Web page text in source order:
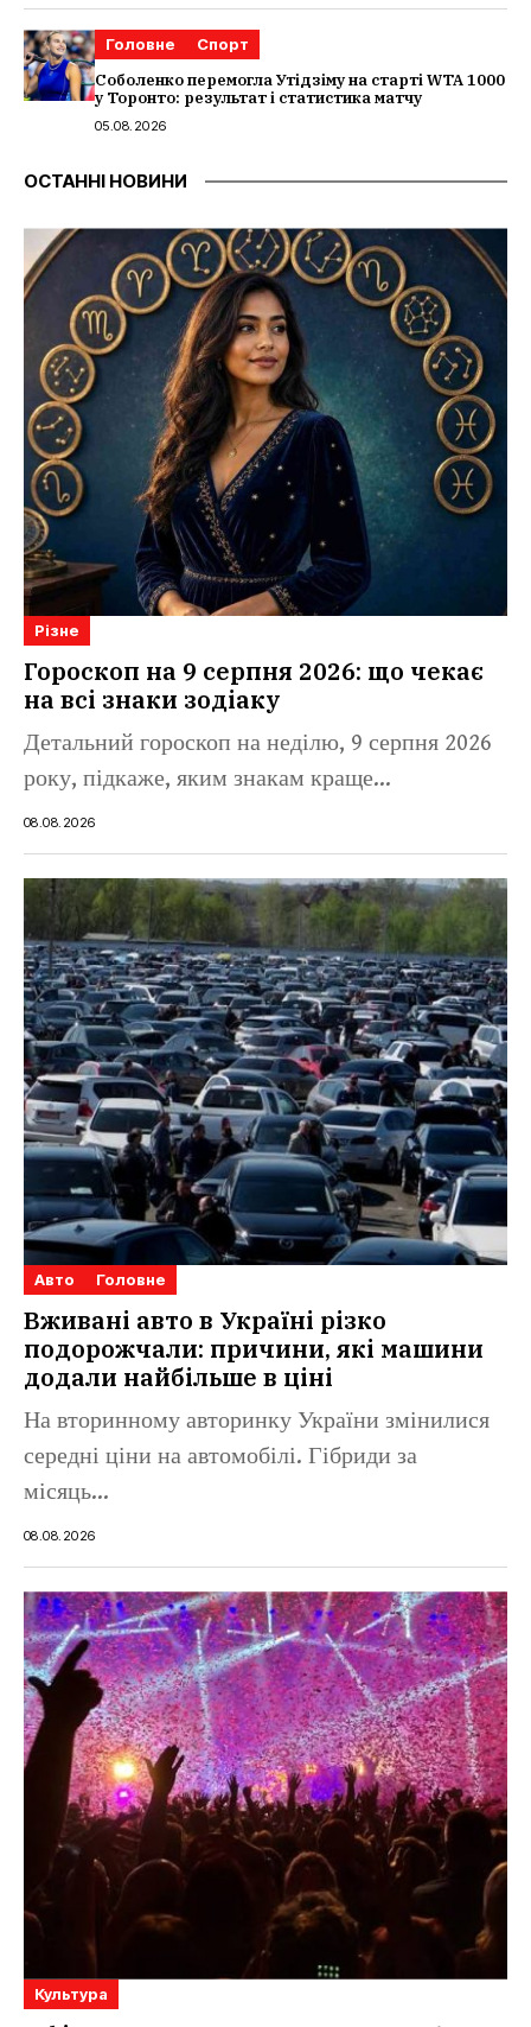
Головне Спорт
Соболенко перемогла Утідзіму на старті WTA 1000
у Торонто: результат і статистика матчу
05.08.2026
ОСТАННІ НОВИНИ
Різне
Гороскоп на 9 серпня 2026: що чекає
на всі знаки зодіаку
Детальний гороскоп на неділю, 9 серпня 2026
року, підкаже, яким знакам краще...
08.08.2026
Авто Головне
Вживані авто в Україні різко
подорожчали: причини, які машини
додали найбільше в ціні
На вторинному авторинку України змінилися
середні ціни на автомобілі. Гібриди за
місяць...
08.08.2026
Культура